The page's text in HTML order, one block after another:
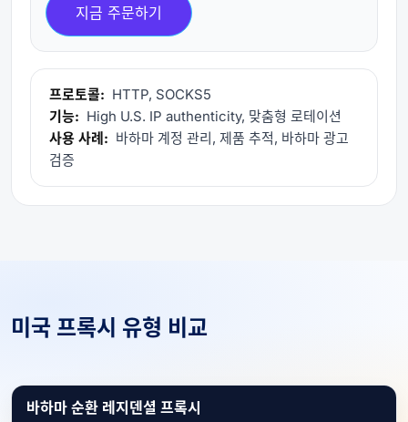
지금 주문하기
프로토콜: HTTP, SOCKS5
기능: High U.S. IP authenticity, 맞춤형 로테이션
사용 사례: 바하마 계정 관리, 제품 추적, 바하마 광고
검증
미국 프록시 유형 비교
바하마 순환 레지덴셜 프록시